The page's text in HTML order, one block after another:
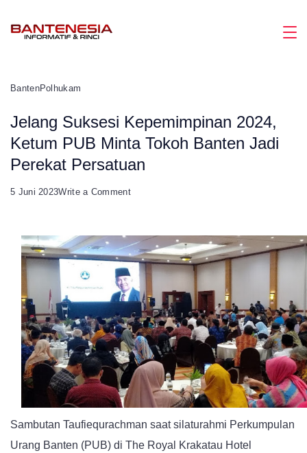
BantenPolhukam
Jelang Suksesi Kepemimpinan 2024,
Ketum PUB Minta Tokoh Banten Jadi
Perekat Persatuan
5 Juni 2023Write a Commenton
Kepemimpinan
2024,
Ketum
PUB
Minta
Tokoh
Banten
Sambutan Taufiequrachman saat silaturahmi Perkumpulan
Urang Banten (PUB) di The Royal Krakatau Hotel